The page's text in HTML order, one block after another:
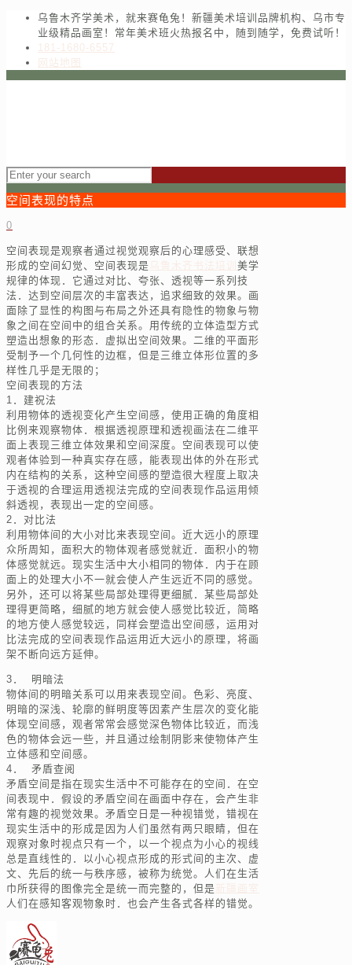
乌鲁木齐学美术，就来赛龟兔！新疆美术培训品牌机构、乌市专
业级精品画室！常年美术班火热报名中，随到随学，免费试听！
181-1680-6557
网站地图
空间表现的特点
0
空间表现是观察者通过视觉观察后的心理感受、联想
形成的空间幻觉、空间表现是 乌鲁木齐书法培训 美学
规律的体现．它通过对比、夸张、透视等一系列技
法．达到空间层次的丰富表达，追求细致的效果。画
面除了显性的构图与布局之外还具有隐性的物象与物
象之间在空间中的组合关系。用传统的立体造型方式
塑造出想象的形态．虚拟出空间效果。二维的平面形
受制予一个几何性的边框，但是三维立体形位置的多
样性几乎是无限的；
空间表现的方法
1．建祝法
利用物体的透视变化产生空间感，使用正确的角度相
比例来观察物体．根据透视原理和透视画法在二维平
面上表现三维立体效果和空间深度。空间表现可以使
观者体验到一种真实存在感，能表现出体的外在形式
内在结构的关系，这种空间感的塑造很大程度上取决
于透视的合理运用透视法完成的空间表现作品运用倾
斜透视，表现出一定的空间感。
2．对比法
利用物体间的大小对比来表现空间。近大远小的原理
众所周知，面积大的物体观者感觉就近．面积小的物
体感觉就远。现实生活中大小相同的物体．内于在顾
面上的处理大小不一就会使人产生远近不同的感觉。
另外，还可以将某些局部处理得更细腻．某些局部处
理得更简略，细腻的地方就会使人感觉比较近，简略
的地方使人感觉较远，同样会塑造出空间感，运用对
比法完成的空间表现作品运用近大远小的原理，将画
架不断向远方延伸。
3． 明暗法
物体间的明暗关系可以用来表现空间。色彩、亮度、
明暗的深浅、轮廓的鲜明度等因素产生层次的变化能
体现空间感，观者常常会感觉深色物体比较近，而浅
色的物体会远一些，并且通过绘制阴影来使物体产生
立体感和空间感。
4． 矛盾查阅
矛盾空间是指在现实生活中不可能存在的空间．在空
间表现中．假设的矛盾空间在画面中存在，会产生非
常有趣的视觉效果。矛盾空日是一种视错觉，错视在
现实生活中的形成是因为人们虽然有两只眼睛，但在
观察对象时视点只有一个，以一个视点为小心的视线
总是直线性的．以小心视点形成的形式间的主次、虚
文、先后的统一与秩序感，被称为统觉。人们在生活
巾所获得的图像完全是统一而完整的，但是 新疆画室
人们在感知客观物象时．也会产生各式各样的错觉。